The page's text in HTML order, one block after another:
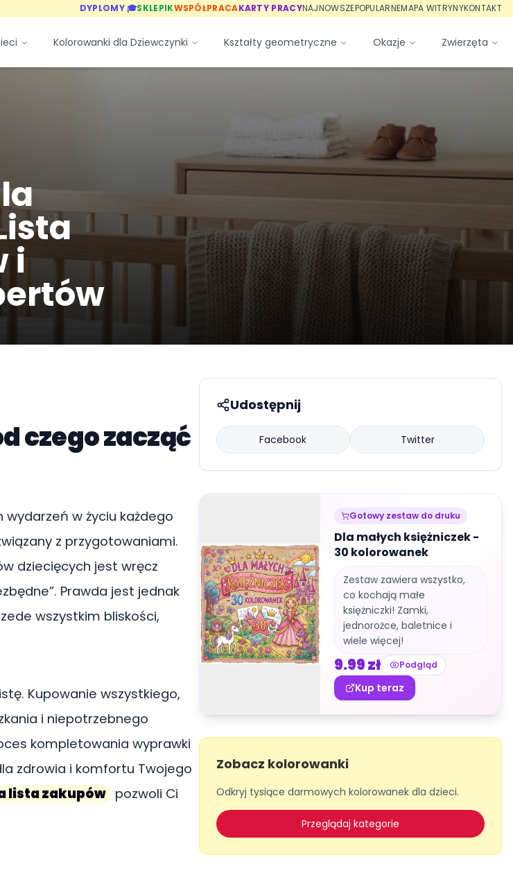
DYPLOMY 🎓SKLEPIKWSPÓŁPRACAKARTY PRACYNAJNOWSZEPOPULARNEMAPA WITRYNYKONTAKT
Kolorowanki dla Dziewczynki Kształty geometryczne Okazje Zwierzęta
i
czego zacząć
wydarzeń w życiu każdego
z przygotowaniami.
dziecięcych jest wręcz
Prawda jest jednak
wszystkim bliskości,
Kupowanie wszystkiego,
i niepotrzebnego
kompletowania wyprawki
zdrowia i komfortu Twojego
lista zakupów pozwoli Ci
Udostępnij
Facebook Twitter
Gotowy zestaw do druku
Dla małych księżniczek -
30 kolorowanek
Zestaw zawiera wszystko,
co kochają małe
księżniczki! Zamki,
jednorożce, baletnice i
wiele więcej!
9.99zł Podgląd
Kup teraz
Zobacz kolorowanki
Odkryj tysiące darmowych kolorowanek dla dzieci.
Przeglądaj kategorie